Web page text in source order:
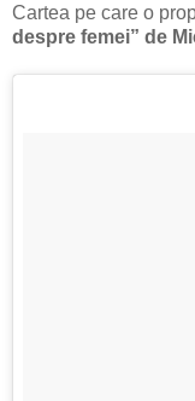
Cartea pe care o
despre femei” de